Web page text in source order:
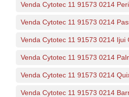
Venda Cytotec 11 91573 0214
Venda Cytotec 11 91573 0214
Venda Cytotec 11 91573 0214 Ijui
Venda Cytotec 11 91573 0214
Venda Cytotec 11 91573 0214
Venda Cytotec 11 91573 0214